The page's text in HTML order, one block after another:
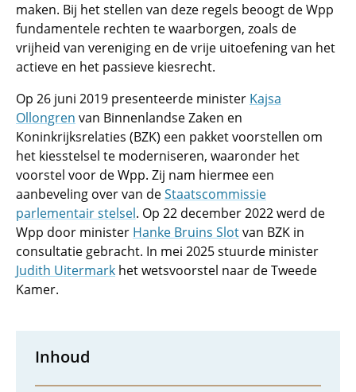
maken. Bij het stellen van deze regels beoogt de Wpp
fundamentele rechten te waarborgen, zoals de
vrijheid van vereniging en de vrije uitoefening van het
actieve en het passieve kiesrecht.
Op 26 juni 2019 presenteerde minister Kajsa
Ollongren van Binnenlandse Zaken en
Koninkrijksrelaties (BZK) een pakket voorstellen om
het kiesstelsel te moderniseren, waaronder het
voorstel voor de Wpp. Zij nam hiermee een
aanbeveling over van deStaatscommissie
parlementair stelsel. Op 22 december 2022 werd de
Wpp door minister Hanke Bruins Slotvan BZK in
consultatie gebracht. In mei 2025 stuurde minister
Judith Uitermark het wetsvoorstel naar de Tweede
Kamer.
Inhoud